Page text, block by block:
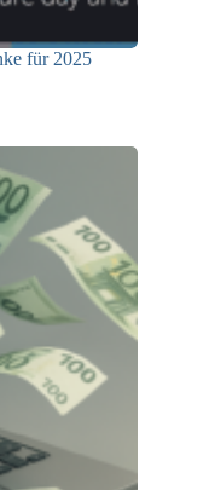
für 2025